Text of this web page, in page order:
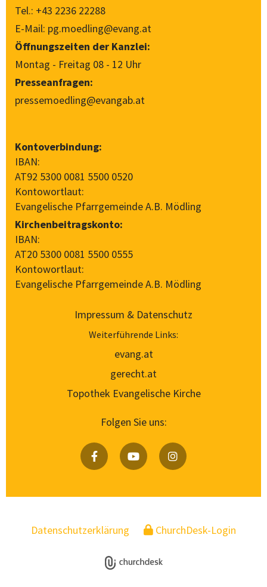
Tel.: +43 2236 22288
E-Mail: pg.moedling@evang.at
Öffnungszeiten der Kanzlei:
Montag - Freitag 08 - 12 Uhr
Presseanfragen:
pressemoedling@evangab.at
Kontoverbindung:
IBAN:
AT92 5300 0081 5500 0520
Kontowortlaut:
Evangelische Pfarrgemeinde A.B. Mödling
Kirchenbeitragskonto:
IBAN:
AT20 5300 0081 5500 0555
Kontowortlaut:
Evangelische Pfarrgemeinde A.B. Mödling
Impressum & Datenschutz
Weiterführende Links:
evang.at
gerecht.at
Topothek Evangelische Kirche
Folgen Sie uns:
Datenschutzerklärung ChurchDesk-Login